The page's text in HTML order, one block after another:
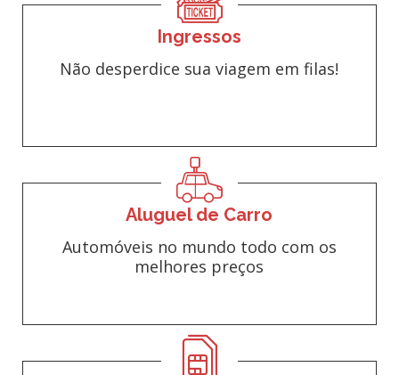
Ingressos
Não desperdice sua viagem em filas!
Aluguel de Carro
Automóveis no mundo todo com os
melhores preços